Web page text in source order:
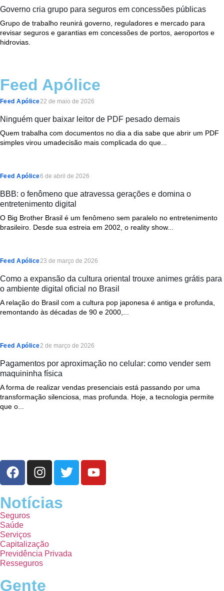
Governo cria grupo para seguros em concessões públicas
Grupo de trabalho reunirá governo, reguladores e mercado para
revisar seguros e garantias em concessões de portos, aeroportos e
hidrovias.
Feed Apólice
Feed Apólice22 de maio de 2026
Ninguém quer baixar leitor de PDF pesado demais
Quem trabalha com documentos no dia a dia sabe que abrir um PDF
simples virou umadecisão mais complicada do que...
Feed Apólice6 de abril de 2026
BBB: o fenômeno que atravessa gerações e domina o
entretenimento digital
O Big Brother Brasil é um fenômeno sem paralelo no entretenimento
brasileiro. Desde sua estreia em 2002, o reality show...
Feed Apólice23 de março de 2026
Como a expansão da cultura oriental trouxe animes grátis para
o ambiente digital oficial no Brasil
A relação do Brasil com a cultura pop japonesa é antiga e profunda,
remontando às décadas de 90 e 2000,...
Feed Apólice2 de março de 2026
Pagamentos por aproximação no celular: como vender sem
maquininha física
A forma de realizar vendas presenciais está passando por uma
transformação silenciosa, mas profunda. Hoje, a tecnologia permite
que o...
Notícias
Seguros
Saúde
Serviços
Capitalização
Previdência Privada
Resseguros
Gente